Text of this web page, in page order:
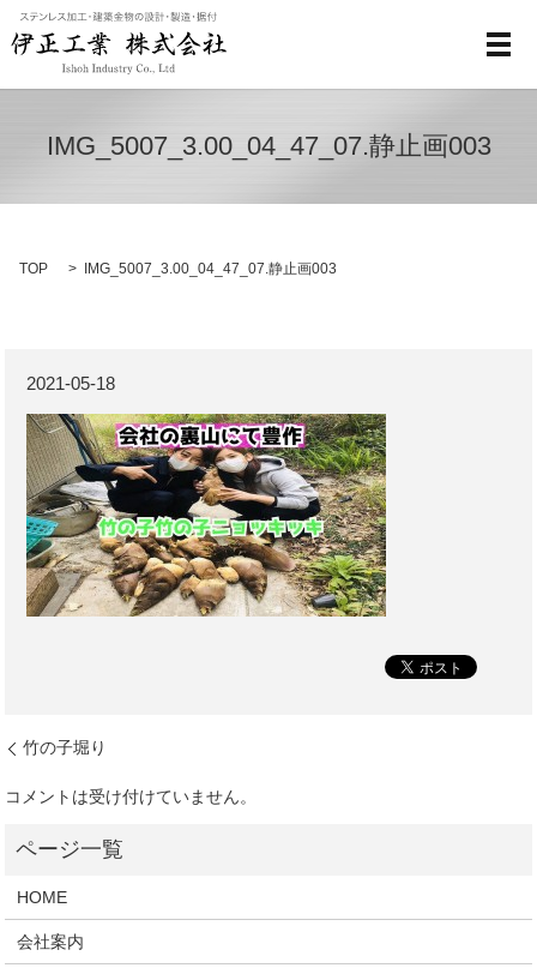
メ
IMG_5007_3.00_04_47_07.静止画003
TOP IMG_5007_3.00_04_47_07.静止画003
2021-05-18
竹の子堀り
コメントは受け付けていません。
HOME
会社案内